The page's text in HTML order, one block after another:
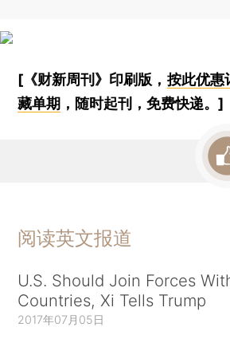
[《财新周刊》印刷版， 按此优惠
藏单期 ，随时起刊，免费快递。]
阅读英文报道
U.S. Should Join Forces
Countries, Xi Tells Trump
2017年07月05日